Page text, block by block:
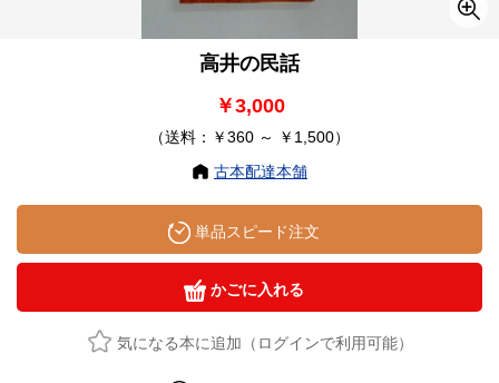
高井の民話
￥3,000
（送料：￥360 ～ ￥1,500）
古本配達本舗
単品スピード注文
かごに入れる
気になる本に追加（ログインで利用可能）